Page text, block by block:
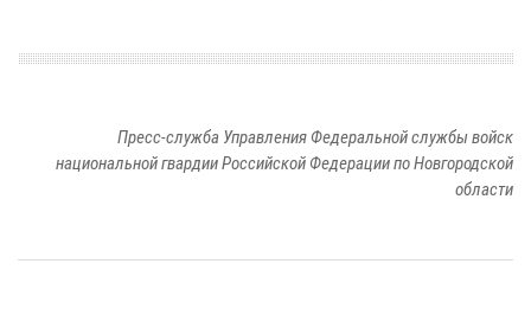
Пресс-служба Управления Федеральной службы войск
национальной гвардии Российской Федерации по Новгородской
области